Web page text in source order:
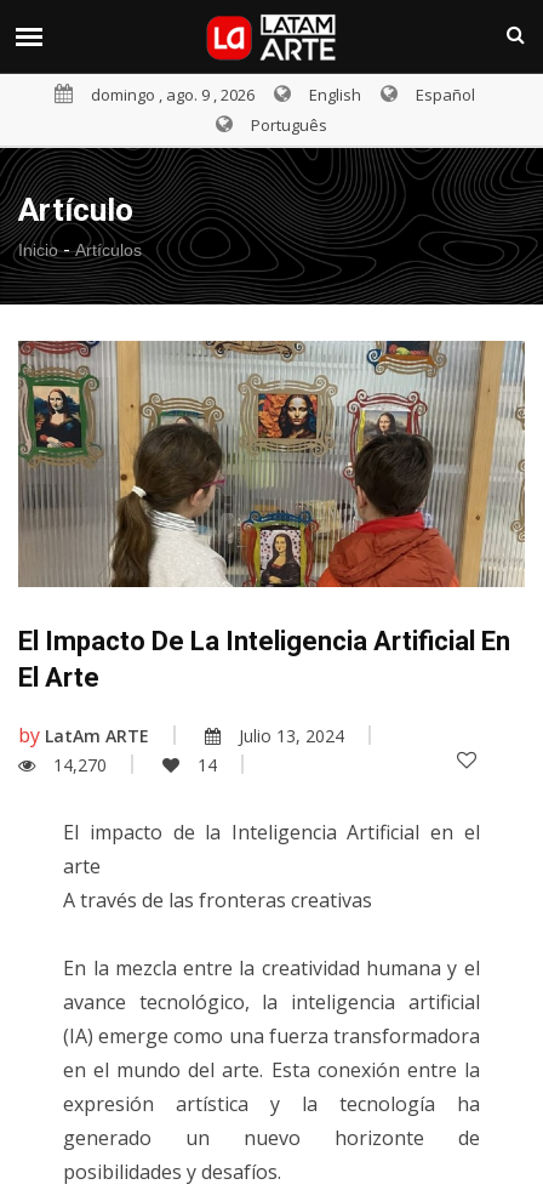
domingo , ago. 9 , 2026 English
Español
Português
Artículo
Inicio- Artículos
El Impacto De La Inteligencia Artificial En
El Arte
by LatAm ARTE
Julio 13, 2024
14,270
14
El impacto de la Inteligencia Artificial en el
arte
A través de las fronteras creativas
En la mezcla entre la creatividad humana y el
avance tecnológico, la inteligencia artificial
(IA) emerge como una fuerza transformadora
en el mundo del arte. Esta conexión entre la
expresión artística y la tecnología ha
generado un nuevo horizonte de
posibilidades y desafíos.